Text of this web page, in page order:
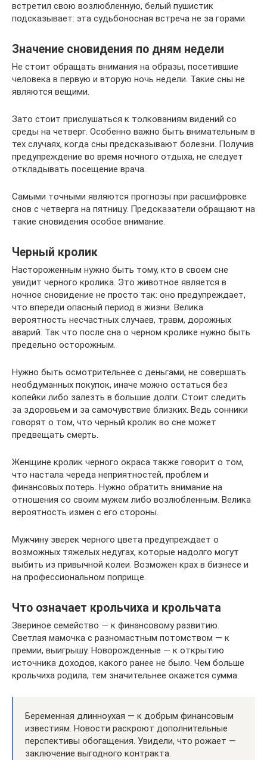
встретил свою возлюбленную, белый пушистик
подсказывает: эта судьбоносная встреча не за горами.
Значение сновидения по дням недели
Не стоит обращать внимания на образы, посетившие
человека в первую и вторую ночь недели. Такие сны не
являются вещими.
Зато стоит прислушаться к толкованиям видений со
среды на четверг. Особенно важно быть внимательным в
тех случаях, когда сны предсказывают болезни. Получив
предупреждение во время ночного отдыха, не следует
откладывать посещение врача.
Самыми точными являются прогнозы при расшифровке
снов с четверга на пятницу. Предсказатели обращают на
такие сновидения особое внимание.
Черный кролик
Настороженным нужно быть тому, кто в своем сне
увидит черного кролика. Это животное является в
ночное сновидение не просто так: оно предупреждает,
что впереди опасный период в жизни. Велика
вероятность несчастных случаев, травм, дорожных
аварий. Так что после сна о черном кролике нужно быть
предельно осторожным.
Нужно быть осмотрительнее с деньгами, не совершать
необдуманных покупок, иначе можно остаться без
копейки либо залезть в большие долги. Стоит следить
за здоровьем и за самочувствие близких. Ведь сонники
говорят о том, что черный кролик во сне может
предвещать смерть.
Женщине кролик черного окраса также говорит о том,
что настала череда неприятностей, проблем и
финансовых потерь. Нужно обратить внимание на
отношения со своим мужем либо возлюбленным. Велика
вероятность измен с его стороны.
Мужчину зверек черного цвета предупреждает о
возможных тяжелых недугах, которые надолго могут
выбить из привычной колеи. Возможен крах в бизнесе и
на профессиональном поприще.
Что означает крольчиха и крольчата
Звериное семейство — к финансовому развитию.
Светлая мамочка с разномастным потомством — к
премии, выигрышу. Новорожденные — к открытию
источника доходов, какого ранее не было. Чем больше
крольчиха родила, тем значительнее окажется сумма.
Беременная длинноухая — к добрым финансовым
известиям. Новости раскроют дополнительные
перспективы обогащения. Увидели, что рожает —
заключение выгодного контракта.